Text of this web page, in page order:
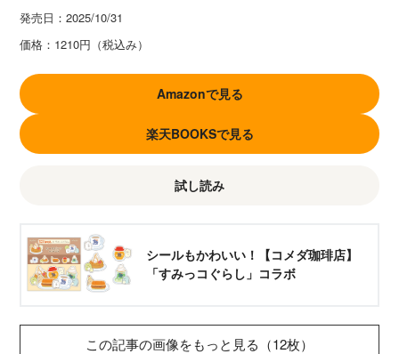
発売日：2025/10/31
価格： 1210円（税込み）
Amazonで見る
楽天BOOKSで見る
試し読み
シールもかわいい！【コメダ珈琲店】
「すみっコぐらし」コラボ
この記事の画像をもっと見る（12枚）